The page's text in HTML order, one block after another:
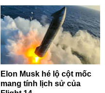
Elon Musk hé lộ cột mốc
mang tính lịch sử của